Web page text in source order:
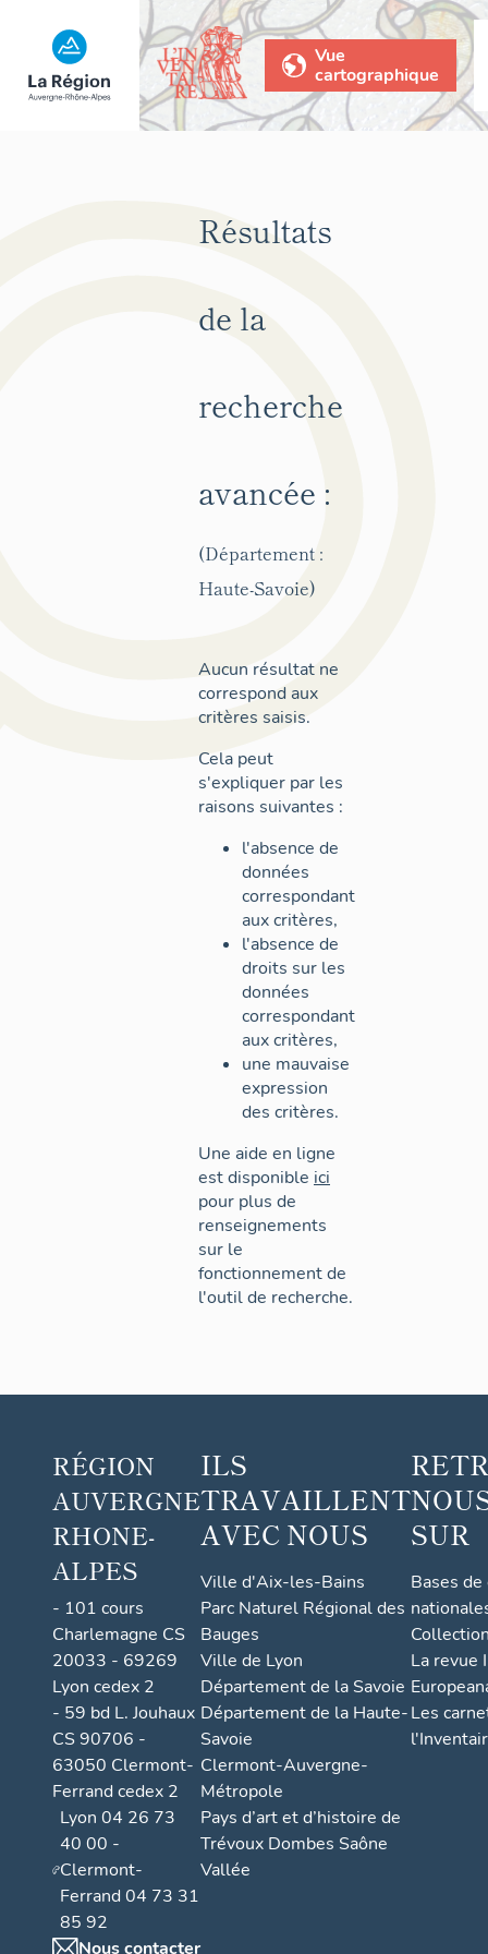
Vue
cartographique
Résultats
de la
recherche
avancée :
(Département :
Haute-Savoie)
Aucun résultat ne
correspond aux
critères saisis.
Cela peut
s'expliquer par les
raisons suivantes :
l'absence de
données
correspondant
aux critères,
l'absence de
droits sur les
données
correspondant
aux critères,
une mauvaise
expression
des critères.
Une aide en ligne
est disponible ici
pour plus de
renseignements
sur le
fonctionnement de
l'outil de recherche.
RÉGION
AUVERGNE
RHONE-
ALPES
- 101 cours
Charlemagne CS
20033 - 69269
Lyon cedex 2
- 59 bd L. Jouhaux
CS 90706 -
63050 Clermont-
Ferrand cedex 2
Lyon 04 26 73
40 00 -
Clermont-
Ferrand 04 73 31
85 92
Nous contacter
ILS
TRAVAILLENT
AVEC NOUS
Ville d'Aix-les-Bains
Parc Naturel Régional des
Bauges
Ville de Lyon
Département de la Savoie
Département de la Haute-
Savoie
Clermont-Auvergne-
Métropole
Pays d’art et d’histoire de
Trévoux Dombes Saône
Vallée
SUR
Bases
La revue
Les